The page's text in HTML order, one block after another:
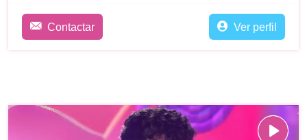
Contactar Ver perfil